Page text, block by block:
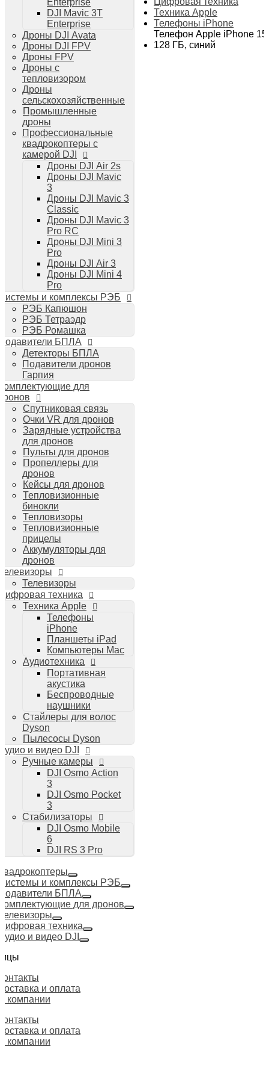
Дроны DJI Mini 4 Pro
Системы и комплексы РЭБ
РЭБ Капюшон
РЭБ Тетраэдр
РЭБ Ромашка
Подавители БПЛА
Детекторы БПЛА
Комплектующие для дронов
Спутниковая связь
Зарядные устройства для дронов
Пульты для дронов
Пропеллеры для дронов
Кейсы для дронов
Тепловизионные бинокли
Тепловизионные прицелы
Аккумуляторы для дронов
Телевизоры
Телевизоры
Цифровая техника
Техника Apple
Телефоны iPhone
Планшеты iPad
Компьютеры Mac
Аудиотехника
Стайлеры для волос Dyson
Пылесосы Dyson
Аудио и видео DJI
Ручные камеры
DJI Osmo Action 3
DJI Osmo Pocket 3
Стабилизаторы
DJI Osmo Mobile 6
DJI RS 3 Pro
Enterprise
DJI Mavic 3T
Enterprise
Дроны DJI Avata
Дроны DJI FPV
Дроны FPV
Дроны с
тепловизором
Дроны
сельскохозяйственные
Промышленные
дроны
Профессиональные
квадрокоптеры с
камерой DJI
Дроны DJI Air 2s
Дроны DJI Mavic
3
Дроны DJI Mavic 3
Classic
Дроны DJI Mavic 3
Pro RC
Дроны DJI Mini 3
Pro
Дроны DJI Air 3
Дроны DJI Mini 4
Pro
и комплексы РЭБ
РЭБ Капюшон
РЭБ Тетраэдр
РЭБ Ромашка
БПЛА
Детекторы БПЛА
Подавители дронов
Гарпия
для
Спутниковая связь
Очки VR для дронов
Зарядные устройства
для дронов
Пульты для дронов
Пропеллеры для
дронов
Кейсы для дронов
Тепловизионные
бинокли
Тепловизоры
Тепловизионные
прицелы
Аккумуляторы для
дронов
Телевизоры
техника
Техника Apple
Телефоны
iPhone
Планшеты iPad
Компьютеры Mac
Аудиотехника
Портативная
акустика
Беспроводные
наушники
Стайлеры для волос
Dyson
Пылесосы Dyson
и видео DJI
Ручные камеры
DJI Osmo Action
3
DJI Osmo Pocket
3
Стабилизаторы
DJI Osmo Mobile
6
DJI RS 3 Pro
и комплексы РЭБ
БПЛА
для дронов
техника
и видео DJI
и оплата
компании
и оплата
компании
Техника Apple
Телефоны iPhone
Телефон Apple iPhone 15
128 ГБ, синий